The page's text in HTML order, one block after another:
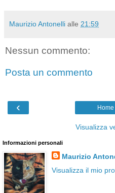
Maurizio Antonelli alle 21:59
Nessun commento:
Posta un commento
‹
Visualizza
Informazioni personali
Maurizio
Visualizza il mio